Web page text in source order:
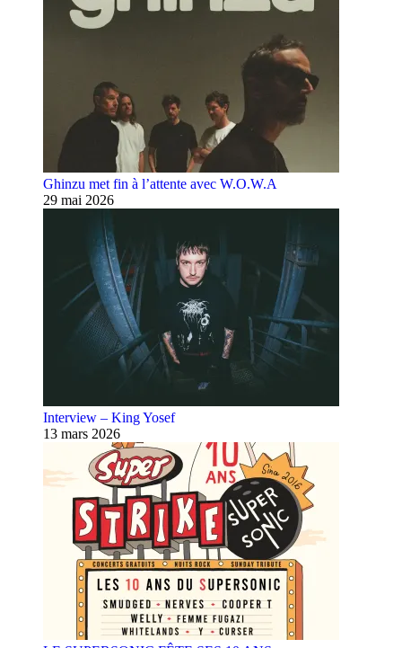
Ghinzu met fin à l’attente avec W.O.W.A
29 mai 2026
Interview – King Yosef
13 mars 2026